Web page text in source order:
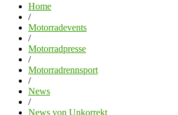
Home
/
Motorradevents
/
Motorradpresse
/
Motorradrennsport
/
News
/
News von Unkorrekt